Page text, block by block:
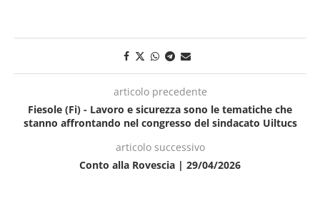
articolo precedente
Fiesole (Fi) - Lavoro e sicurezza sono le tematiche che
stanno affrontando nel congresso del sindacato Uiltucs
articolo successivo
Conto alla Rovescia | 29/04/2026